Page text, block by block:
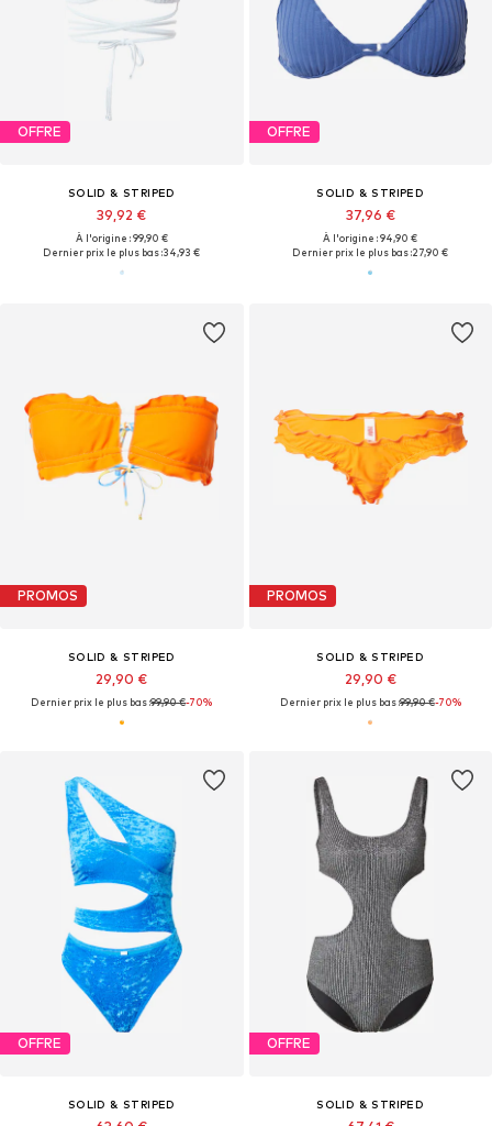
OFFRE
SOLID & STRIPED
39,92 €
À l'origine : 99,90 €
Dernier prix le plus bas :34,93 €
OFFRE
SOLID & STRIPED
37,96 €
À l'origine : 94,90 €
Dernier prix le plus bas :27,90 €
PROMOS
SOLID & STRIPED
29,90 €
Dernier prix le plus bas :99,90 €-70%
PROMOS
SOLID & STRIPED
29,90 €
Dernier prix le plus bas :99,90 €-70%
OFFRE
SOLID & STRIPED
OFFRE
SOLID & STRIPED